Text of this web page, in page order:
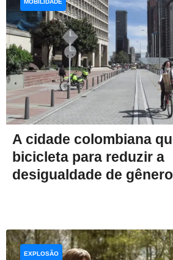
A cidade colombiana
bicicleta para reduzir a
desigualdade de gênero
MOBILIDADE
EXPLOSÃO